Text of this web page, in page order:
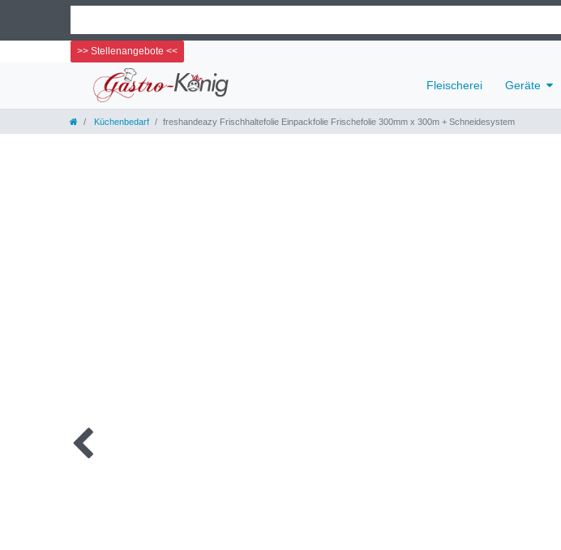
>> Stellenangebote <<
Fleischerei Geräte
Küchenbedarf freshandeazy Frischhaltefolie Einpackfolie Frischefolie 300mm x 300m + Schneidesystem